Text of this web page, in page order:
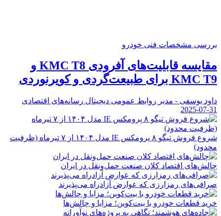
بررسی مشخصات فنی خودرو
مقایسه قابلیت‌های آفرودی KMC T8 و
KMC T9 برای طبیعت‌گردی و کویرنوردی
داود یوسفی - مدیر روابط عمومی دیجیتال رسانه‌های اقتصادی
2025-07-31
شروع فروش تیگو ۸ پرومکس IE مدل ۱۴۰۴ از ۷ تیرماه (ظرفیت
محدود)
چالش‌های اقتصاد کلان صنعت حمل‌ونقل در ایران
صرافی‌های رمزارزی که عوارض آزادراه می‌پذیرند
خرید قطعات خودرو با بیت‌کوین؛ مزایا و چالش‌ها